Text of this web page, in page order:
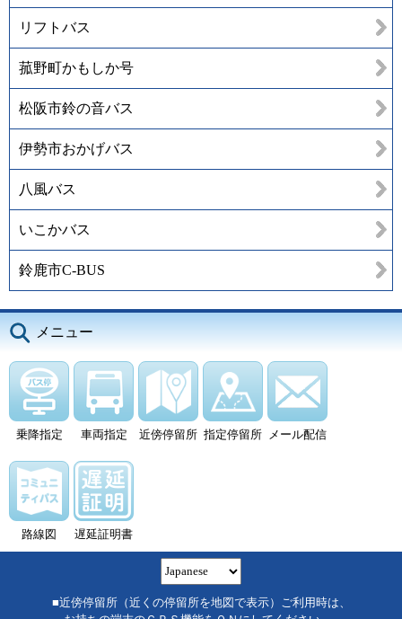
リフトバス
菰野町かもしか号
松阪市鈴の音バス
伊勢市おかげバス
八風バス
いこかバス
鈴鹿市C-BUS
メニュー
乗降指定 車両指定 近傍停留所 指定停留所 メール配信
路線図 遅延証明書
■近傍停留所（近くの停留所を地図で表示）ご利用時は、